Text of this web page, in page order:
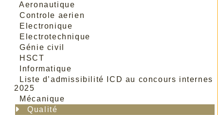
Aeronautique
Controle aerien
Electronique
Electrotechnique
Génie civil
HSCT
Informatique
Liste d’admissibilité ICD au concours internes
2025
Mécanique
Qualité